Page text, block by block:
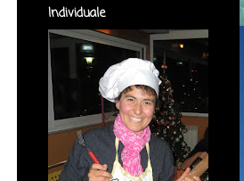
Individuale